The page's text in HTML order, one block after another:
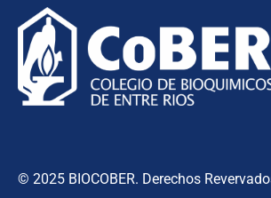
© 2025 BIOCOBER. Derechos